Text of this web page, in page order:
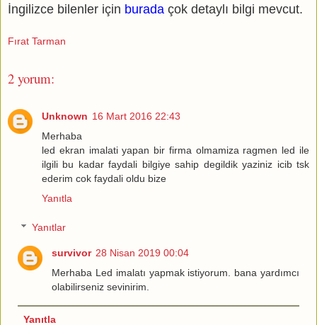
İngilizce bilenler için burada çok detaylı bilgi mevcut.
Fırat Tarman
2 yorum:
Unknown 16 Mart 2016 22:43
Merhaba
led ekran imalati yapan bir firma olmamiza ragmen led ile
ilgili bu kadar faydali bilgiye sahip degildik yaziniz icib tsk
ederim cok faydali oldu bize
Yanıtla
Yanıtlar
survivor 28 Nisan 2019 00:04
Merhaba Led imalatı yapmak istiyorum. bana yardımcı
olabilirseniz sevinirim.
Yanıtla